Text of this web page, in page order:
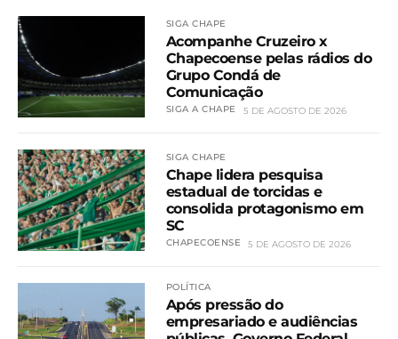
SIGA CHAPE
Acompanhe Cruzeiro x
Chapecoense pelas rádios do
Grupo Condá de
Comunicação
SIGA A CHAPE 5 DE AGOSTO DE 2026
SIGA CHAPE
Chape lidera pesquisa
estadual de torcidas e
consolida protagonismo em
SC
CHAPECOENSE 5 DE AGOSTO DE 2026
POLÍTICA
Após pressão do
empresariado e audiências